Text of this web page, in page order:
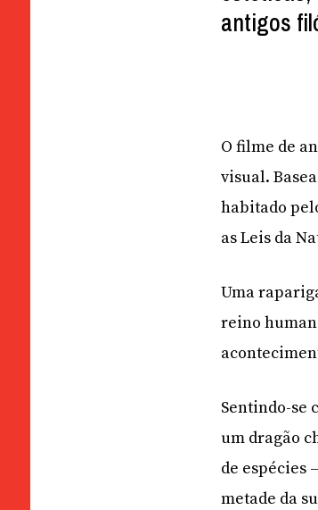
antigos
O filme de
visual.
habitado
as Leis da
Uma
reino
Sentindo-se
um dragão
de espécies
metade da